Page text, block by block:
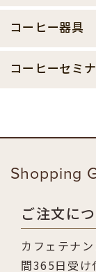
コーヒー器具
コーヒーセミ
Shopping
ご注文に
カフェテナ
間365日受け